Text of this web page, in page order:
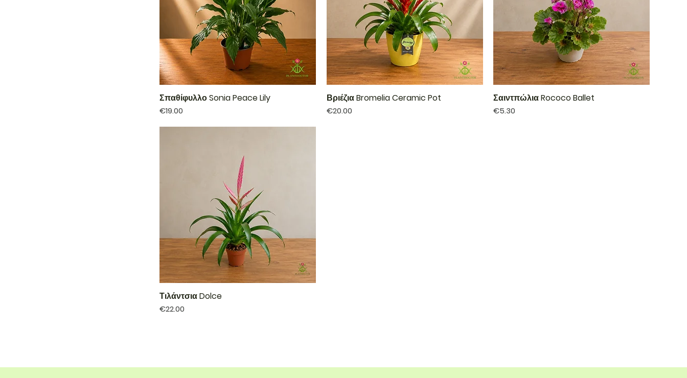
Σπαθίφυλλο Sonia Peace Lily
Price
€19.00
Βριέζια Bromelia Ceramic Pot
Price
€20.00
Σαιντπώλια Rococo Ballet
Price
€5.30
Τιλάντσια Dolce
Price
€22.00